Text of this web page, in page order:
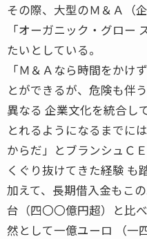
その際、大型のＭ＆Ａ（
「オーガニック・グロー
たいとしている。
「Ｍ＆Ａなら時間をかけ
とができるが、危険も伴う
異なる 企業文化を統合し
とれるようになるまでに
からだ」とブランシュＣ
くぐり抜けてきた経験 も
加えて、長期借入金もこ
台（四〇〇億円超）と比
然として一億ユーロ （一